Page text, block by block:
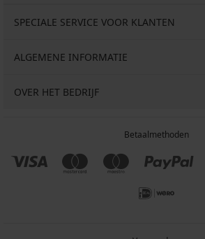
SPECIALE SERVICE VOOR KLANTEN
ALGEMENE INFORMATIE
OVER HET BEDRIJF
Betaalmethoden